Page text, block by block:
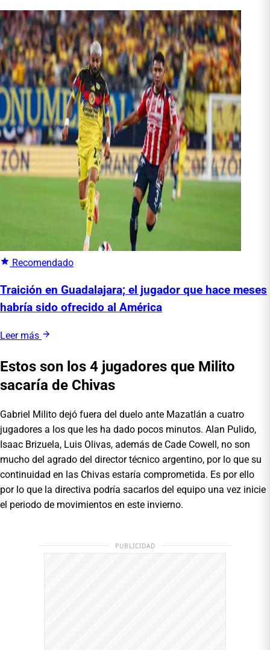
Recomendado
Traición en Guadalajara; el jugador que hace meses
habría sido ofrecido al América
Leer más
Estos son los 4 jugadores que Milito
sacaría de Chivas
Gabriel Milito dejó fuera del duelo ante Mazatlán a cuatro
jugadores a los que les ha dado pocos minutos. Alan Pulido,
Isaac Brizuela, Luis Olivas, además de Cade Cowell, no son
mucho del agrado del director técnico argentino, por lo que su
continuidad en las Chivas estaría comprometida. Es por ello
por lo que la directiva podría sacarlos del equipo una vez inicie
el periodo de movimientos en este invierno.
PUBLICIDAD